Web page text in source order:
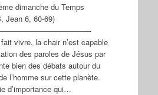
dimanche du Temps
Jean 6, 60-69)
fait vivre, la chair n’est capable
des paroles de Jésus par
bien des débats autour du
l’homme sur cette planète.
d’importance qui…